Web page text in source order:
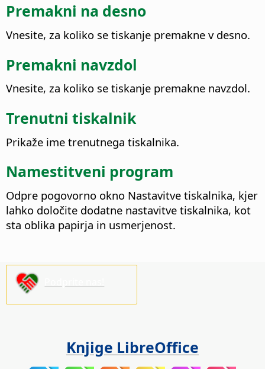
Premakni na desno
Vnesite, za koliko se tiskanje premakne v desno.
Premakni navzdol
Vnesite, za koliko se tiskanje premakne navzdol.
Trenutni tiskalnik
Prikaže ime trenutnega tiskalnika.
Namestitveni program
Odpre pogovorno okno Nastavitve tiskalnika, kjer
lahko določite dodatne nastavitve tiskalnika, kot
sta oblika papirja in usmerjenost.
Knjige LibreOffice